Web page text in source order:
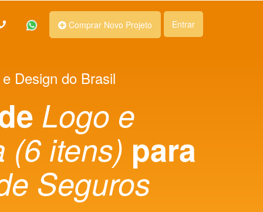
Comprar Novo Projeto Entrar
Design do Brasil
Logo e
(6 itens) para
Seguros